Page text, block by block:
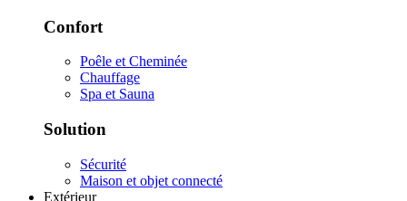
Confort
Poêle et Cheminée
Chauffage
Spa et Sauna
Solution
Sécurité
Maison et objet connecté
Extérieur